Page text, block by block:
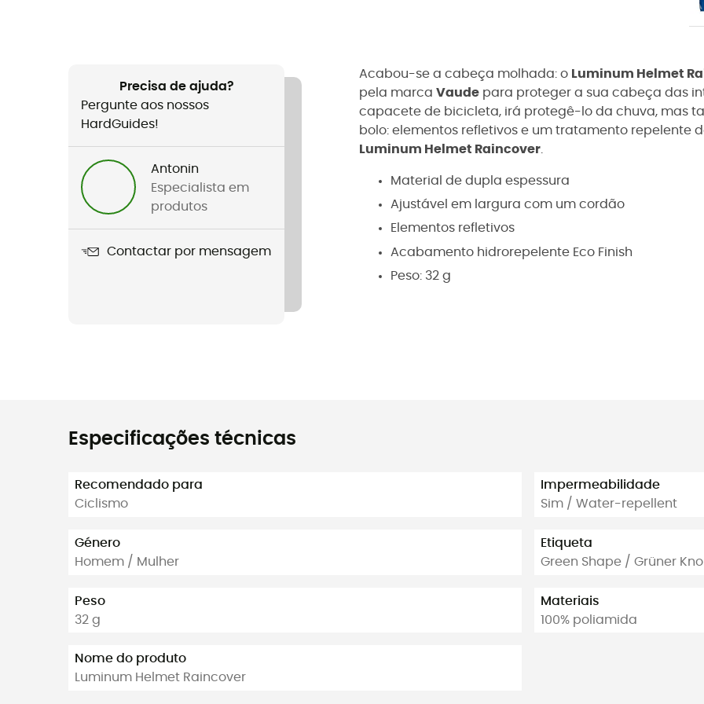
Precisa de ajuda?
Pergunte aos nossos
HardGuides!
Antonin
Especialista em
produtos
Contactar por mensagem
Acabou-se a cabeça molhada: o Luminum Helmet
pela marca Vaude para proteger a sua cabeça das
capacete de bicicleta, irá protegê-lo da chuva, mas
bolo: elementos refletivos e um tratamento repelente
Luminum Helmet Raincover
Material de dupla espessura
Ajustável em largura com um cordão
Elementos refletivos
Acabamento hidrorepelente Eco Finish
Peso: 32 g
Especificações técnicas
Recomendado para
Ciclismo
Género
Homem / Mulher
Peso
32 g
Nome do produto
Luminum Helmet Raincover
Impermeabilidade
Sim / Water-repellent
Etiqueta
Green Shape / Grüner
Materiais
100% poliamida